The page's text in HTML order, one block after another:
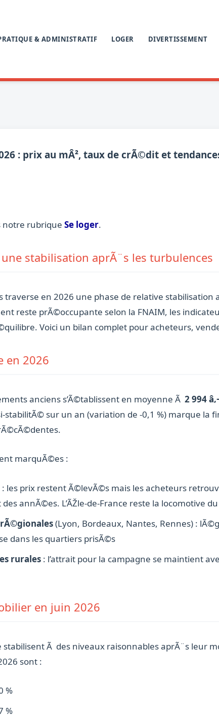
& ADMINISTRATIF LOGER DIVERTISSEMENT
: prix au mÂ², taux de crÃ©dit et
notre rubrique Se loger.
stabilisation aprÃ¨s les turbulences
en 2026 une phase de relative stabilisation
reste prÃ©occupante selon la FNAIM, les
Voici un bilan complet pour acheteurs,
en 2026
anciens s’Ã©tablissent en moyenne Ã 2 994
sur un an (variation de -0,1 %) marque la
marquÃ©es :
: les prix restent Ã©levÃ©s mais les acheteurs
annÃ©es. L’ÃŽle-de-France reste la locomotive
(Lyon, Bordeaux, Nantes, Rennes) :
dans les quartiers prisÃ©s
rurales : l’attrait pour la campagne se maintient
en juin 2026
Ã des niveaux raisonnables aprÃ¨s leur
sont :
%
%